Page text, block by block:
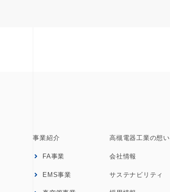
事業紹介
FA事業
EMS事業
高槻電器工業の想い
会社情報
サステナビリティ